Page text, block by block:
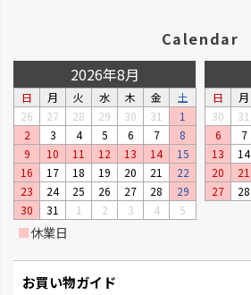
Calendar
2026年8月
日 月 火 水 木 金
土
26
27 28 29 30 31
1
2
3 4 5 6 7
8
9
10 11 12 13 14
15
16
17 18 19 20 21
22
23
24 25 26 27 28
29
30
31 1 2 3 4 5
日 月
30
31
6
7
13
14
20
21
27
28
■休業日
お買い物ガイド